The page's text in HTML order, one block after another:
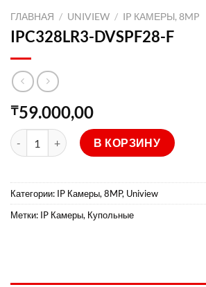
ГЛАВНАЯ / UNIVIEW / IP КАМЕРЫ, 8MP
IPC328LR3-DVSPF28-F
₸59.000,00
Количество товара IPC328LR3-DVSPF28-F
В КОРЗИНУ
Категории: IP Камеры, 8MP, Uniview
Метки: IP Камеры, Купольные